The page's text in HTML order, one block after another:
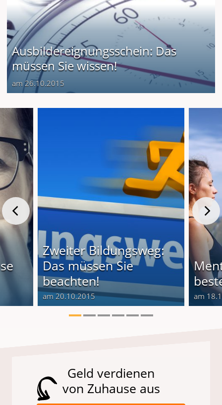
Ausbildereignungsschein: Das
müssen Sie wissen!
am 26.10.2015
Zweiter Bildungsweg:
Das müssen Sie
beachten!
am 20.10.2015 am
Geld verdienen
von Zuhause aus